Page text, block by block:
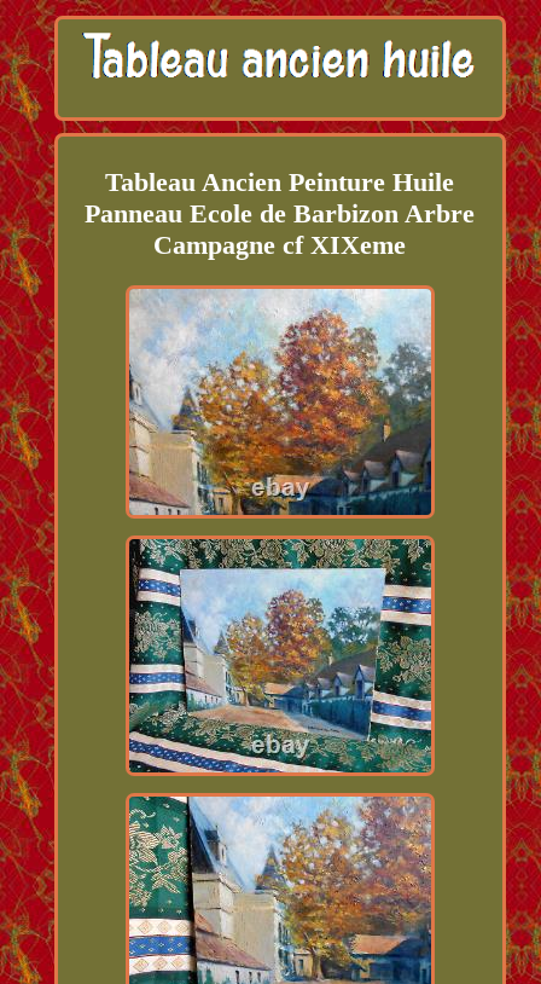
Tableau Ancien Peinture Huile
Panneau Ecole de Barbizon Arbre
Campagne cf XIXeme